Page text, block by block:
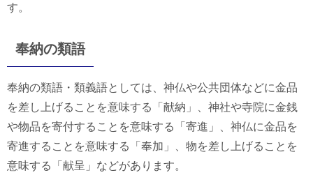
す。
奉納の類語
奉納の類語・類義語としては、神仏や公共団体などに金品
を差し上げることを意味する「献納」、神社や寺院に金銭
や物品を寄付することを意味する「寄進」、神仏に金品を
寄進することを意味する「奉加」、物を差し上げることを
意味する「献呈」などがあります。